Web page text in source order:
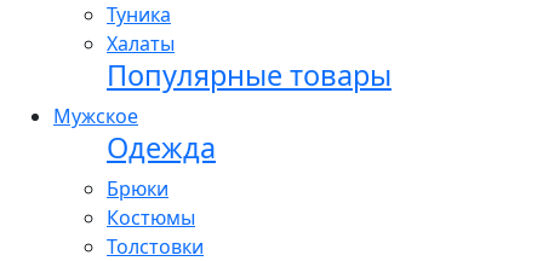
Туника
Халаты
Популярные товары
Мужское
Одежда
Брюки
Костюмы
Толстовки